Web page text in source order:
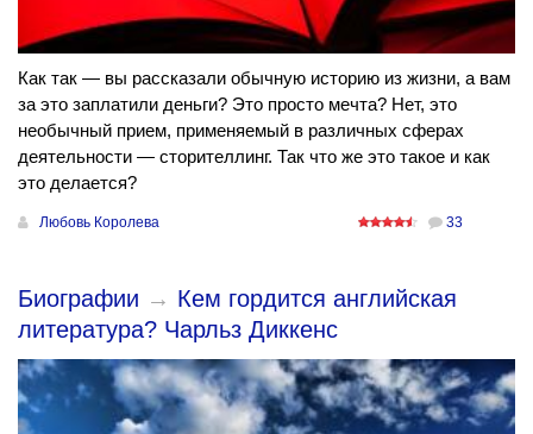
Как так — вы рассказали обычную историю из жизни, а вам
за это заплатили деньги? Это просто мечта? Нет, это
необычный прием, применяемый в различных сферах
деятельности — сторителлинг. Так что же это такое и как
это делается?
Любовь Королева 33
Биографии → Кем гордится английская
литература? Чарльз Диккенс